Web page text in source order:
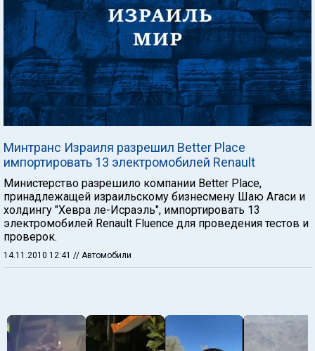
Минтранс Израиля разрешил Better Place
импортировать 13 электромобилей Renault
Министерство разрешило компании Better Place,
принадлежащей израильскому бизнесмену Шаю Агаси и
холдингу "Хевра ле-Исраэль", импортировать 13
электромобилей Renault Fluence для проведения тестов и
проверок.
14.11.2010 12:41 // Автомобили